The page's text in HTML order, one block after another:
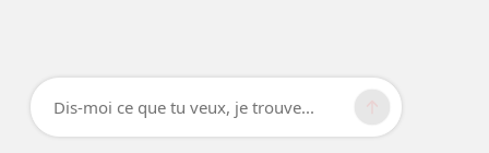
Dis-moi ce que tu veux, je trouve...